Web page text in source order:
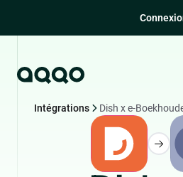
Intégrations Dish x e-